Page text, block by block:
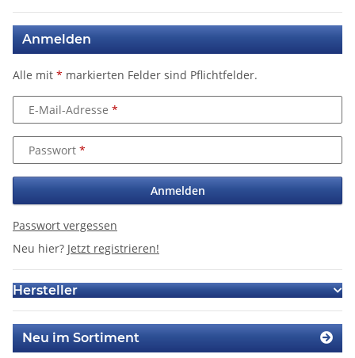
Anmelden
Alle mit * markierten Felder sind Pflichtfelder.
E-Mail-Adresse
Passwort
Anmelden
Passwort vergessen
Neu hier? Jetzt registrieren!
Hersteller
Neu im Sortiment